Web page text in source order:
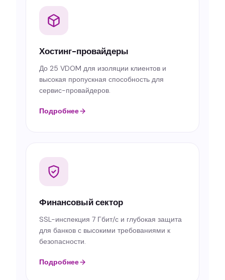
Хостинг-провайдеры
До 25 VDOM для изоляции клиентов и
высокая пропускная способность для
сервис-провайдеров.
Подробнее
Финансовый сектор
SSL-инспекция 7 Гбит/с и глубокая защита
для банков с высокими требованиями к
безопасности.
Подробнее